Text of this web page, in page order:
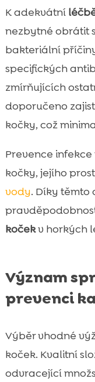
K adekvátní
nezbytné obrátit
bakteriální
specifických
zmírňujících
doporučeno
kočky, což
Prevence
kočky, jejího
vody. Díky těmto
kočekv horkých
Význam
prevenci
Výběr vhodné
koček. Kvalitní
odvracející